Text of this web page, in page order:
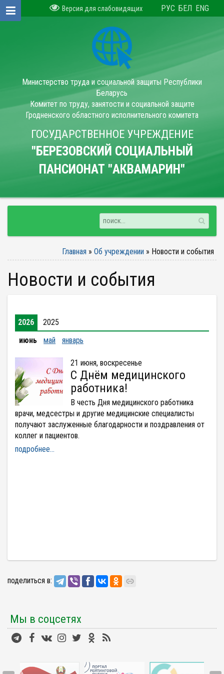
Версия для слабовидящих РУС БЕЛ ENG
Министерство труда и социальной защиты Республики
Беларусь
Комитет по труду, занятости и социальной защите
Гродненского областного исполнительного комитета
ГОСУДАРСТВЕННОЕ УЧРЕЖДЕНИЕ
"БЕРЕЗОВСКИЙ СОЦИАЛЬНЫЙ
ПАНСИОНАТ "АКВАМАРИН"
Главная » Об учреждении » Новости и события
Новости и события
2026
2025
июнь
май январь
21 июня, воскресенье
С Днём медицинского
работника!
В честь Дня медицинского работника
врачи, медсестры и другие медицинские специалисты
получают заслуженные благодарности и поздравления от
коллег и пациентов.
подробнее...
поделиться в:
Мы в соцсетях